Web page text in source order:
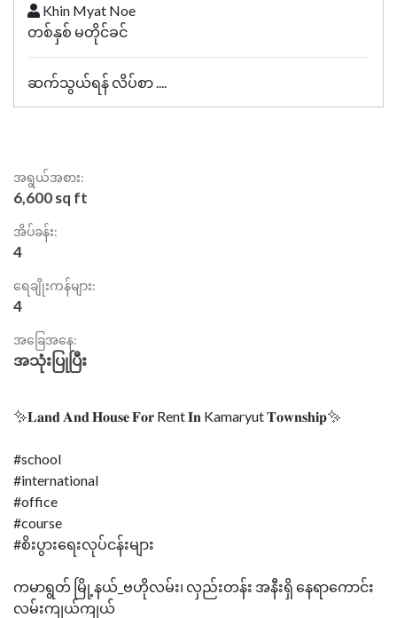
Khin Myat Noe
တစ်နှစ် မတိုင်ခင်
ဆက်သွယ်ရန် လိပ်စာ ....
အရွယ်အစား:
6,600 sq ft
အိပ်ခန်း:
4
ရေချိုးကန်များ:
4
အခြေအနေ:
အသုံးပြုပြီး
✨𝐋𝐚𝐧𝐝 𝐀𝐧𝐝 𝐇𝐨𝐮𝐬𝐞 𝐅𝐨𝐫 Rent 𝐈𝐧 Kamaryut 𝐓𝐨𝐰𝐧𝐬𝐡𝐢𝐩✨
#school
#international
#office
#course
#စိးပွားရေးလုပ်ငန်းများ
ကမာရွတ် မြို့နယ်_ဗဟိုလမ်း၊ လှည်းတန်း အနီးရှိ နေရာကောင်း
လမ်းကျယ်ကျယ်